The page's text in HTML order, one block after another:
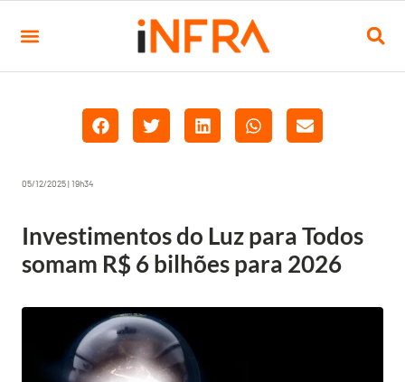
05/12/2025 | 19h34
Investimentos do Luz para Todos
somam R$ 6 bilhões para 2026